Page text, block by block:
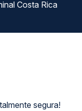
segura!
La terminal Costa Rica